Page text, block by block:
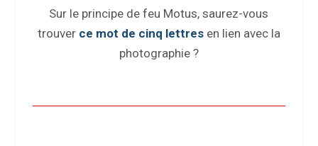
Sur le principe de feu Motus, saurez-vous
trouver ce mot de cinq lettres en lien avec la
photographie ?